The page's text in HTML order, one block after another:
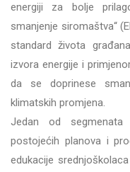
energiji za bolje
smanjenje siromaštva“
standard života
izvora energije i
da se doprinese
klimatskih promjena.
Jedan od
postojećih planova i
edukacije